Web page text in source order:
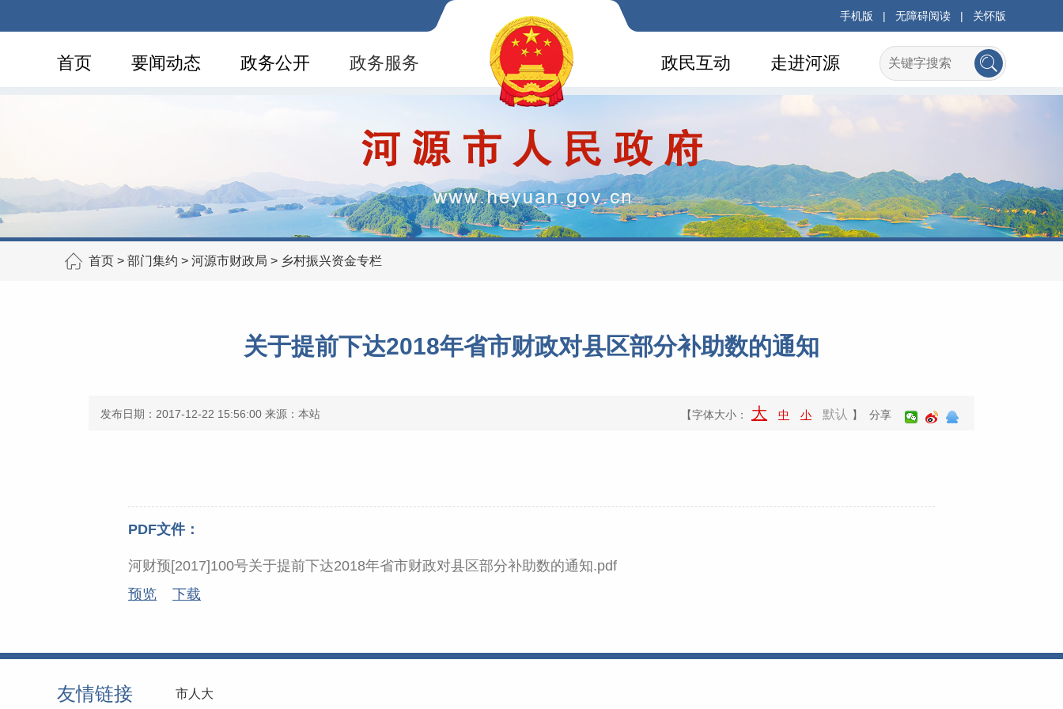
手机版 | 无障碍阅读 | 关怀版
首页 要闻动态 政务公开 政务服务 走进河源
政民互动
首页 > 部门集约 > 河源市财政局 > 乡村振兴资金专栏
关于提前下达2018年省市财政对县区部分补助数的通知
发布日期：2017-12-22 15:56:00 来源：本站 【字体大小： 大 中 小 默认 】 分享
PDF文件：
河财预[2017]100号关于提前下达2018年省市财政对县区部分补助数的通知.pdf
预览
下载
友情链接 市人大